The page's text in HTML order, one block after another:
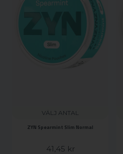
VÄLJ ANTAL
ZYN Spearmint Slim Normal
41,45 kr